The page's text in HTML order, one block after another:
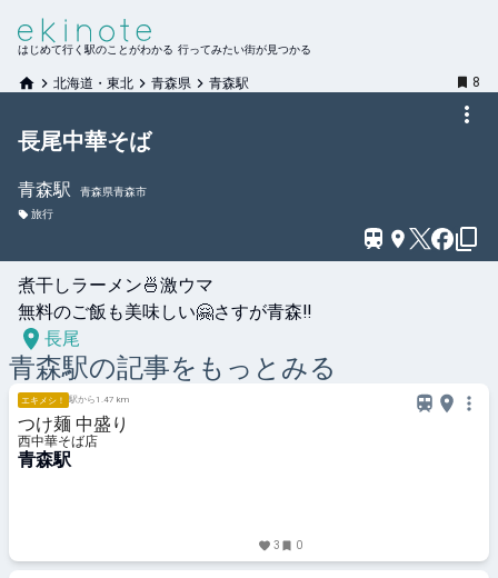
はじめて行く駅のことがわかる 行ってみたい街が見つかる
北海道・東北 青森県 青森駅 8
長尾中華そば
青森駅
青森県青森市
旅行
煮干しラーメン🍜激ウマ
無料のご飯も美味しい🤗さすが青森‼️
長尾
青森駅の記事をもっとみる
エキメシ！ 駅から1.47 km
つけ麺 中盛り
西中華そば店
青森駅
3 0